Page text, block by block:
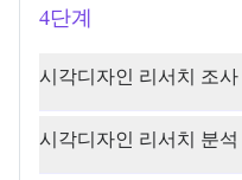
4단계
시각디자인 리서치 조사
시각디자인 리서치 분석